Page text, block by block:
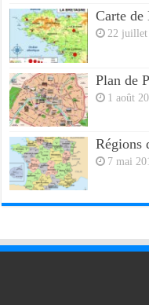
Carte de
22 juillet
Plan de
1 août
Régions
7 mai